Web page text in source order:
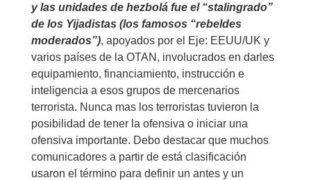
y las unidades de hezbolá fue el “stalingrado”
de los Yijadistas (los famosos “rebeldes
moderados”), apoyados por el Eje: EEUU/UK y
varios países de la OTAN, involucrados en darles
equipamiento, financiamiento, instrucción e
inteligencia a esos grupos de mercenarios
terrorista. Nunca mas los terroristas tuvieron la
posibilidad de tener la ofensiva o iniciar una
ofensiva importante. Debo destacar que muchos
comunicadores a partir de está clasificación
usaron el término para definir un antes y un